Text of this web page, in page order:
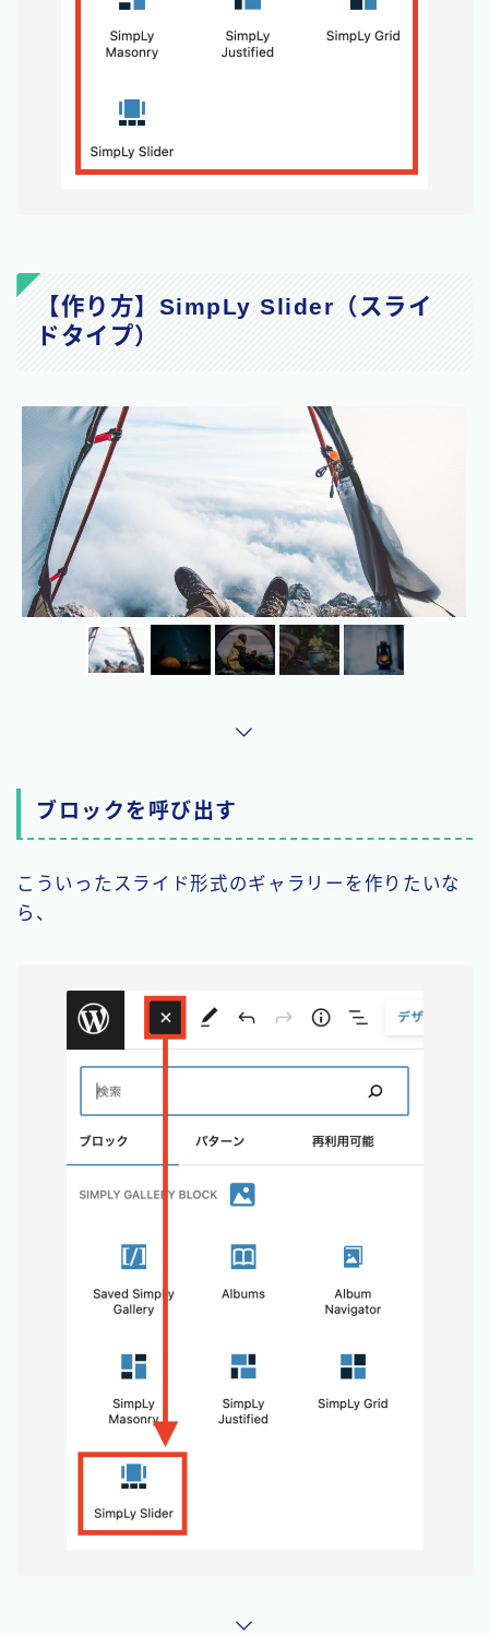
【作り方】SimpLy Slider（スライ
ドタイプ）
ブロックを呼び出す
こういったスライド形式のギャラリーを作りたいな
ら、